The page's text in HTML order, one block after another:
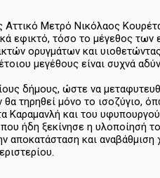
Μετρό Νικόλαος
εφικτό, τόσο το μέγεθος
ορυγμάτων και
μεγέθους είναι συχνά
δήμους, ώστε να
τηρηθεί μόνο το ισοζύγιο,
και του
ήδη ξεκίνησε η υλοποίησή
αποκατάσταση και